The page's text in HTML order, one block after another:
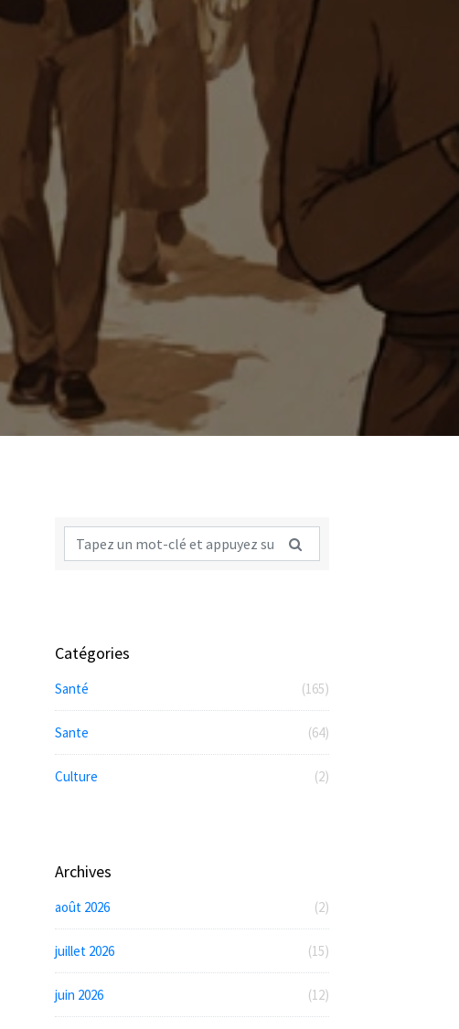
Catégories
Santé (165)
Sante (64)
Culture (2)
Archives
août 2026 (2)
juillet 2026 (15)
juin 2026 (12)